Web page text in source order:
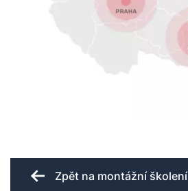
Zpět na montážní školení